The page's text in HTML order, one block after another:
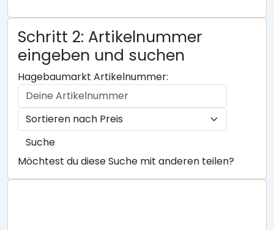
Schritt 2: Artikelnummer
eingeben und suchen
Hagebaumarkt Artikelnummer:
Suche
Möchtest du diese Suche mit anderen teilen?